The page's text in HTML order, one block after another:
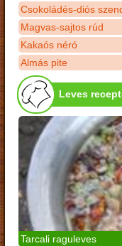
Csokoládés-diós
Magvas-sajtos rúd
Kakaós néró
Almás pite
Leves
Tarcali raguleves